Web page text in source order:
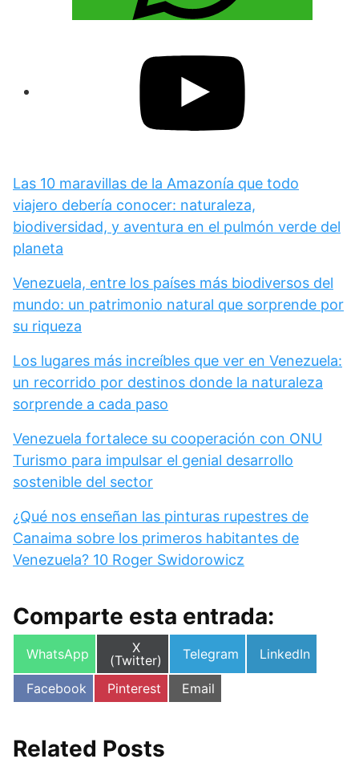
Las 10 maravillas de la Amazonía que todo
viajero debería conocer: naturaleza,
biodiversidad, y aventura en el pulmón verde del
planeta
Venezuela, entre los países más biodiversos del
mundo: un patrimonio natural que sorprende por
su riqueza
Los lugares más increíbles que ver en Venezuela:
un recorrido por destinos donde la naturaleza
sorprende a cada paso
Venezuela fortalece su cooperación con ONU
Turismo para impulsar el genial desarrollo
sostenible del sector
¿Qué nos enseñan las pinturas rupestres de
Canaima sobre los primeros habitantes de
Venezuela? 10 Roger Swidorowicz
Comparte esta entrada:
Compartir
WhatsApp
Compartir
en
X
(Twitter)
Compartir
Telegram
Compartir
LinkedIn
Compartir
en
Facebook
Compartir
en
Pinterest
Compartir
en
Email
Related Posts